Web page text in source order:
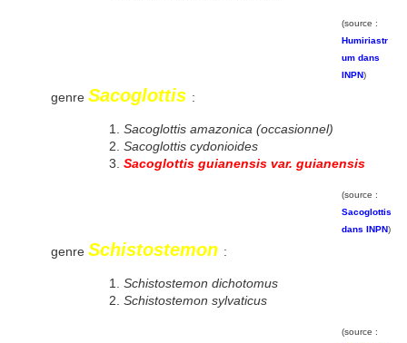
(source :
Humiriastr
um dans
INPN)
genre Sacoglottis :
Sacoglottis amazonica (occasionnel)
Sacoglottis cydonioides
Sacoglottis guianensis var. guianensis
(source :
Sacoglottis
dans INPN)
genre Schistostemon :
Schistostemon dichotomus
Schistostemon sylvaticus
(source :